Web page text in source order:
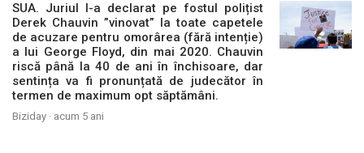
SUA. Juriul l-a declarat pe fostul polițist
Derek Chauvin ”vinovat” la toate capetele
de acuzare pentru omorârea (fără intenție)
a lui George Floyd, din mai 2020. Chauvin
riscă până la 40 de ani în închisoare, dar
sentința va fi pronunțată de judecător în
termen de maximum opt săptămâni.
Biziday · acum 5 ani